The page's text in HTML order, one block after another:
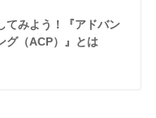
てみよう！『アドバン
グ（ACP）』とは